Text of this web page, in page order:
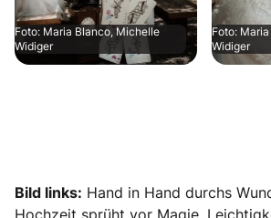
Foto: Maria Blanco, Michelle
Widiger
Foto:
Widiger
Bild links: Hand in Hand durchs